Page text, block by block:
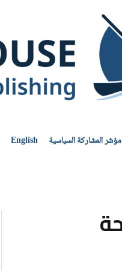
مؤشر المشاركة السياسية English